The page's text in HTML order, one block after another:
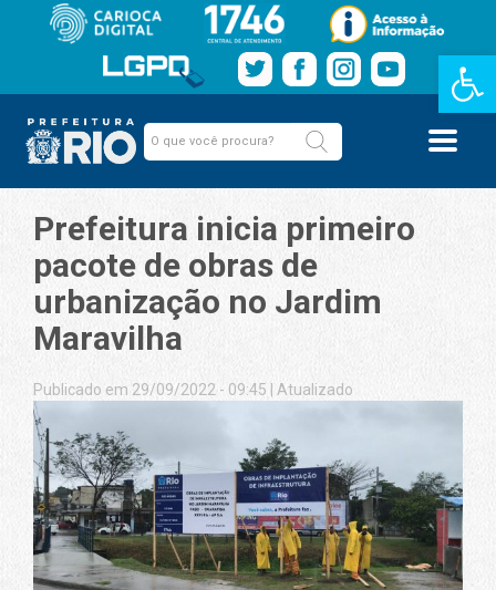
Barra de
Prefeitura inicia primeiro
pacote de obras de
urbanização no Jardim
Maravilha
Publicado em 29/09/2022 - 09:45 Atualizado